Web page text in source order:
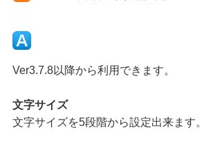
Ver3.7.8以降から利用できます。
文字サイズ
文字サイズを5段階から設定出来ます。